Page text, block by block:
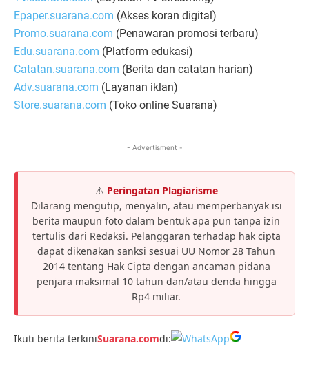
Epaper.suarana.com (Akses koran digital)
Promo.suarana.com (Penawaran promosi terbaru)
Edu.suarana.com (Platform edukasi)
Catatan.suarana.com (Berita dan catatan harian)
Adv.suarana.com (Layanan iklan)
Store.suarana.com (Toko online Suarana)
- Advertisment -
⚠️ Peringatan Plagiarisme
Dilarang mengutip, menyalin, atau memperbanyak isi
berita maupun foto dalam bentuk apa pun tanpa izin
tertulis dari Redaksi. Pelanggaran terhadap hak cipta
dapat dikenakan sanksi sesuai UU Nomor 28 Tahun
2014 tentang Hak Cipta dengan ancaman pidana
penjara maksimal 10 tahun dan/atau denda hingga
Rp4 miliar.
Ikuti berita terkiniSuarana.comdi: